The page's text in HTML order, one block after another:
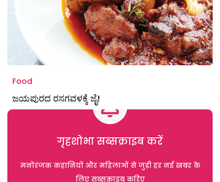
Food
ಜಯಪುರದ ರಸಗವಳಕ್ಕೆ ಜೈ!
गृहशोभा सब्सक्राइब करें
मनोरंजक कहानियों और महिलाओं से जुड़ी हर नई खबर के
लिए सब्सक्राइब करिए